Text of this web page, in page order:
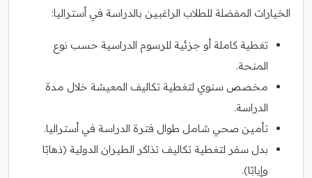
الخيارات المفضلة للطلاب الراغبين بالدراسة في أستراليا:
تغطية كاملة أو جزئية للرسوم الدراسية حسب نوع
المنحة.
مخصص سنوي لتغطية تكاليف المعيشة خلال مدة
الدراسة.
تأمين صحي شامل طوال فترة الدراسة في أستراليا.
بدل سفر لتغطية تكاليف تذاكر الطيران الدولية (ذهابًا
وإيابًا).